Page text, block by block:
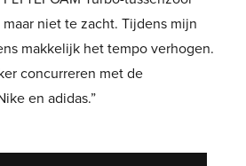
niet te zacht. Tijdens mijn
makkelijk het tempo verhogen.
concurreren met de
en adidas.”